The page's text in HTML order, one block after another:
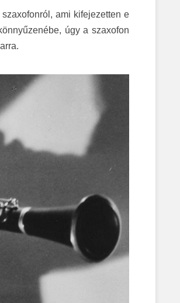
ami kifejezetten e
úgy a szaxofon